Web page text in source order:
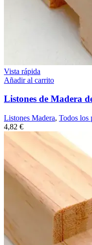
Vista rápida
Añadir al carrito
Listones de Madera
Listones Madera, Todos los
4,82 €